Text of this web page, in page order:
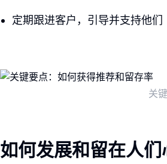
定期跟进客户，引导并支持他们
关
如何发展和留在人